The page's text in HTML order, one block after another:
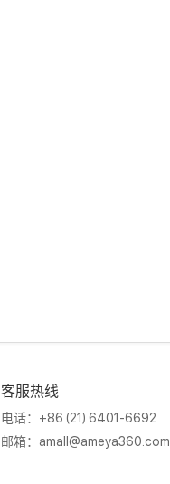
客服热线
电话：+86 (21) 6401-6692
邮箱： amall@ameya360.com